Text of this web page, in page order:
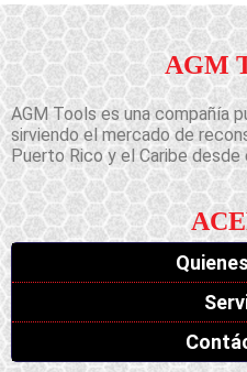
AGM
AGM Tools es una compañía
sirviendo el mercado de
Puerto Rico y el Caribe desde